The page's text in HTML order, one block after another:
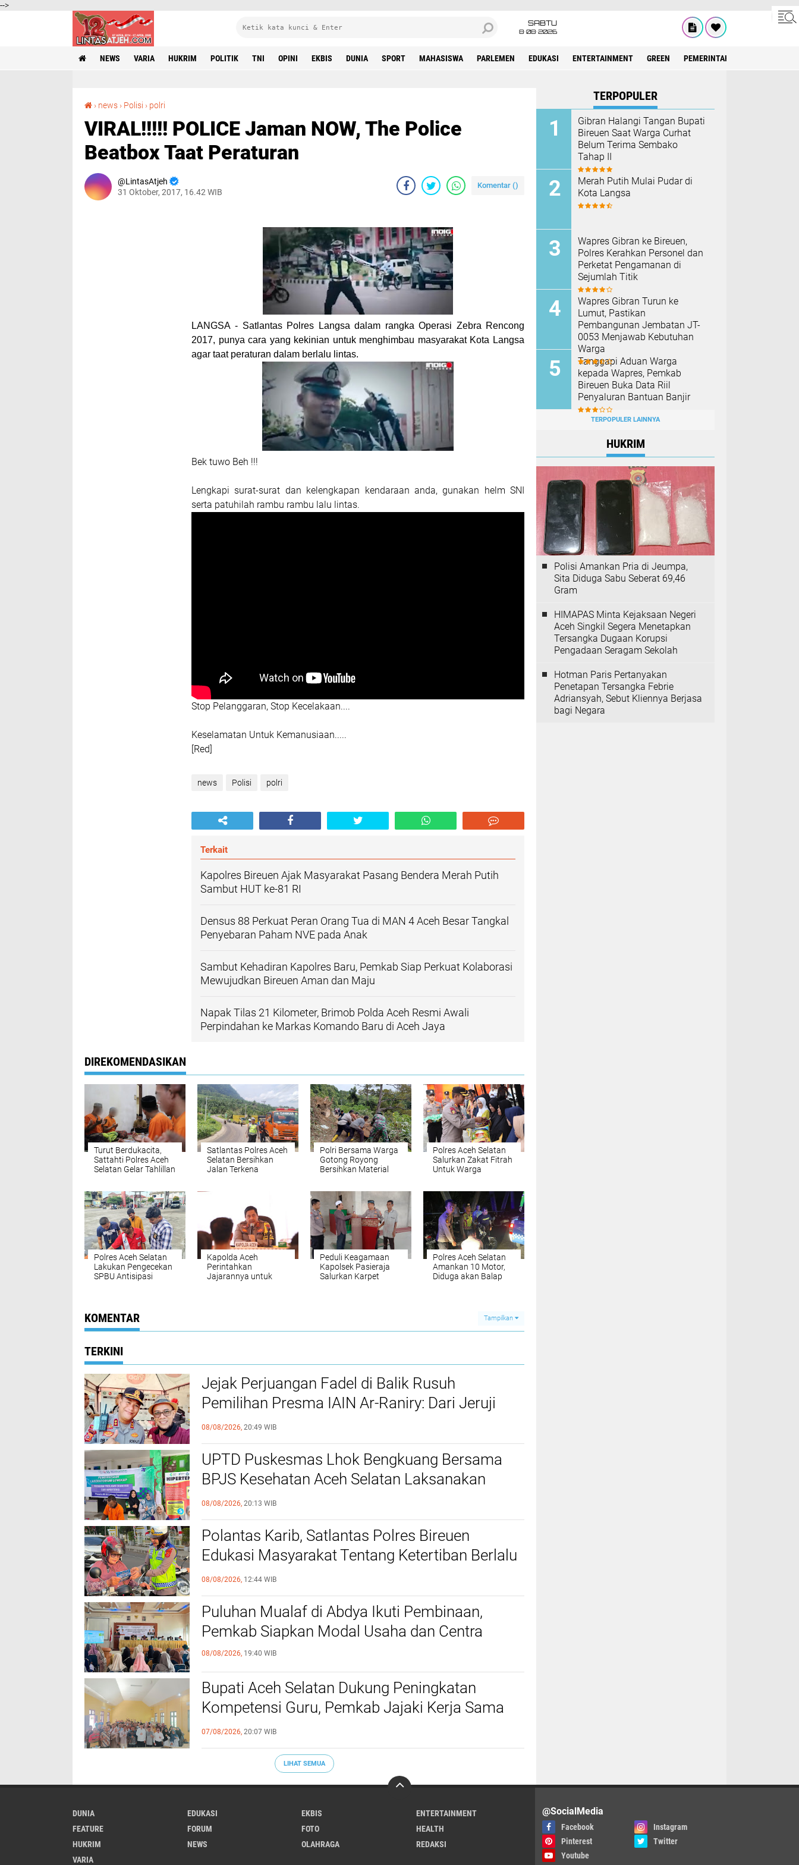
-->
SABTU
8•08•2026
NEWS VARIA HUKRIM POLITIK TNI OPINI EKBIS DUNIA SPORT MAHASISWA PARLEMEN EDUKASI ENTERTAINMENT GREEN PEMERINTAH ACEH
› news › Polisi › polri
VIRAL!!!!! POLICE Jaman NOW, The Police
Beatbox Taat Peraturan
LintasAtjeh
31 Oktober, 2017, 16.42 WIB
Komentar ()
LANGSA - Satlantas Polres Langsa dalam rangka Operasi Zebra Rencong
2017, punya cara yang kekinian untuk menghimbau masyarakat Kota Langsa
agar taat peraturan dalam berlalu lintas.
Bek tuwo Beh !!!
Lengkapi surat-surat dan kelengkapan kendaraan anda, gunakan helm SNI
serta patuhilah rambu rambu lalu lintas.
Stop Pelanggaran, Stop Kecelakaan....
Keselamatan Untuk Kemanusiaan.....
[Red]
news Polisi polri
Terkait
Kapolres Bireuen Ajak Masyarakat Pasang Bendera Merah Putih
Sambut HUT ke-81 RI
Densus 88 Perkuat Peran Orang Tua di MAN 4 Aceh Besar Tangkal
Penyebaran Paham NVE pada Anak
Sambut Kehadiran Kapolres Baru, Pemkab Siap Perkuat Kolaborasi
Mewujudkan Bireuen Aman dan Maju
Napak Tilas 21 Kilometer, Brimob Polda Aceh Resmi Awali
Perpindahan ke Markas Komando Baru di Aceh Jaya
DIREKOMENDASIKAN
Turut Berdukacita,
Sattahti Polres Aceh
Selatan Gelar Tahlillan
Satlantas Polres Aceh
Selatan Bersihkan
Jalan Terkena
Polri Bersama Warga
Gotong Royong
Bersihkan Material
Polres Aceh Selatan
Salurkan Zakat Fitrah
Untuk Warga
Polres Aceh Selatan
Lakukan Pengecekan
SPBU Antisipasi
Kapolda Aceh
Perintahkan
Jajarannya untuk
Peduli Keagamaan
Kapolsek Pasieraja
Salurkan Karpet
Polres Aceh Selatan
Amankan 10 Motor,
Diduga akan Balap
KOMENTAR Tampilkan
TERKINI
Jejak Perjuangan Fadel di Balik Rusuh
Pemilihan Presma IAIN Ar-Raniry: Dari Jeruji
Poltabes hingga Putusan Bebas
08/08/2026, 20:49 WIB
UPTD Puskesmas Lhok Bengkuang Bersama
BPJS Kesehatan Aceh Selatan Laksanakan
Pemeriksaan Kesehatan PROLANIS Diabetes
Melitus dan Hipertensi
08/08/2026, 20:13 WIB
Polantas Karib, Satlantas Polres Bireuen
Edukasi Masyarakat Tentang Ketertiban Berlalu
Lintas
08/08/2026, 12:44 WIB
Puluhan Mualaf di Abdya Ikuti Pembinaan,
Pemkab Siapkan Modal Usaha dan Centra
08/08/2026, 19:40 WIB
Bupati Aceh Selatan Dukung Peningkatan
Kompetensi Guru, Pemkab Jajaki Kerja Sama
dengan Pascasarjana USK
07/08/2026, 20:07 WIB
LIHAT SEMUA
TERPOPULER
Gibran Halangi Tangan Bupati
Bireuen Saat Warga Curhat
Belum Terima Sembako
Tahap II
Merah Putih Mulai Pudar di
Kota Langsa
Wapres Gibran ke Bireuen,
Polres Kerahkan Personel dan
Perketat Pengamanan di
Sejumlah Titik
Wapres Gibran Turun ke
Lumut, Pastikan
Pembangunan Jembatan JT-
0053 Menjawab Kebutuhan
Warga
Tanggapi Aduan Warga
kepada Wapres, Pemkab
Bireuen Buka Data Riil
Penyaluran Bantuan Banjir
TERPOPULER LAINNYA
HUKRIM
Polisi Amankan Pria di Jeumpa,
Sita Diduga Sabu Seberat 69,46
Gram
HIMAPAS Minta Kejaksaan Negeri
Aceh Singkil Segera Menetapkan
Tersangka Dugaan Korupsi
Pengadaan Seragam Sekolah
Hotman Paris Pertanyakan
Penetapan Tersangka Febrie
Adriansyah, Sebut Kliennya Berjasa
bagi Negara
DUNIA EDUKASI EKBIS
ENTERTAINMENT
FEATURE
FORUM FOTO
HEALTH
HUKRIM
NEWS OLAHRAGA
REDAKSI
VARIA
@SocialMedia
Facebook
Instagram
Pinterest
Twitter
Youtube